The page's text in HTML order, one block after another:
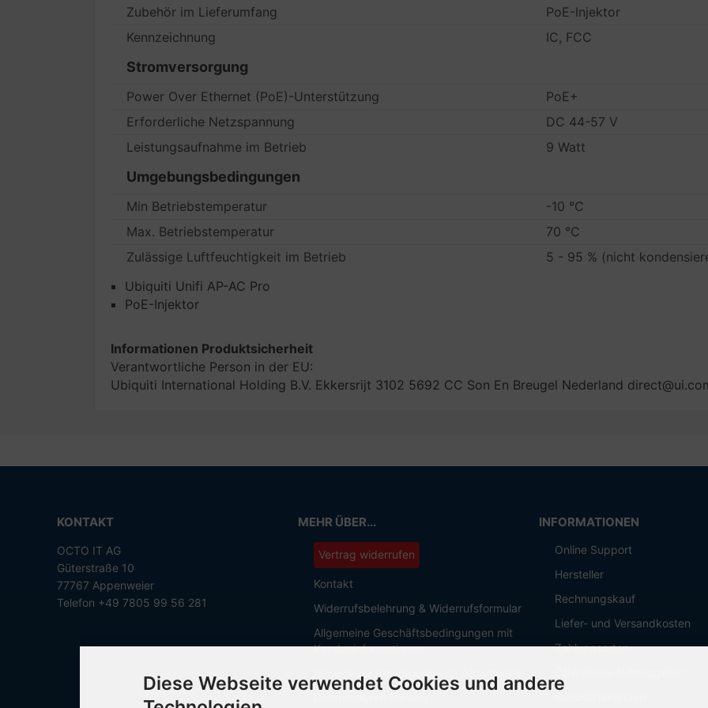
Zubehör im Lieferumfang
PoE-Injektor
Kennzeichnung
IC, FCC
Stromversorgung
Power Over Ethernet (PoE)-Unterstützung
PoE+
Erforderliche Netzspannung
DC 44-57 V
Leistungsaufnahme im Betrieb
9 Watt
Umgebungsbedingungen
Min Betriebstemperatur
-10 °C
Max. Betriebstemperatur
70 °C
Zulässige Luftfeuchtigkeit im Betrieb
5 - 95 % (nicht
Ubiquiti Unifi AP-AC Pro
PoE-Injektor
Informationen Produktsicherheit
Verantwortliche Person in der EU:
Ubiquiti International Holding B.V. Ekkersrijt 3102 5692 CC Son En Breugel Nederland
KONTAKT
OCTO IT AG
Güterstraße 10
77767 Appenweier
Telefon +49 7805 99 56 281
MEHR ÜBER...
Vertrag widerrufen
Kontakt
Widerrufsbelehrung & Widerrufsformular
Allgemeine Geschäftsbedingungen mit
Kundeninformationen
Hinweis zur Entsorgung von Altbatterien
INFORMATIONEN
Online Support
Hersteller
Rechnungskauf
Liefer- und Versandkosten
Zahlungsarten
Diese Webseite verwendet Cookies und andere